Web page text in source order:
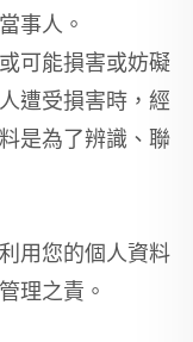
事人。
可能損害或妨礙
遭受損害時，經
是為了辨識、聯
用您的個人資料
理之責。